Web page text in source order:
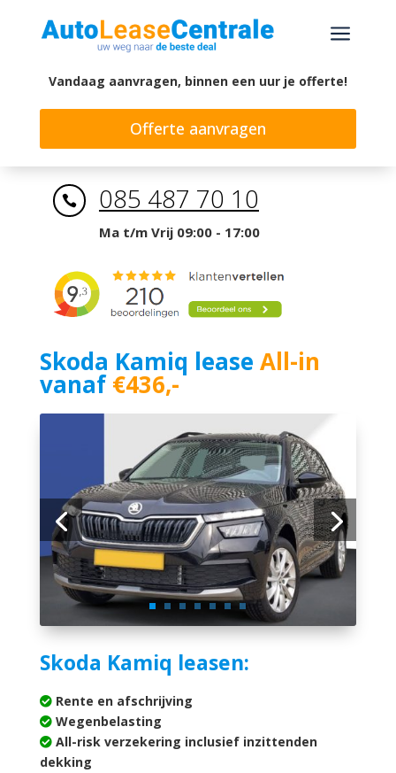
a
Vandaag aanvragen, binnen een uur je offerte!
Offerte aanvragen
 085 487 70 10
Ma t/m Vrij 09:00 - 17:00
Skoda Kamiq lease All-in
vanaf€436,-
Skoda Kamiq leasen:
Rente en afschrijving
Wegenbelasting
All-risk verzekering inclusief inzittenden
dekking